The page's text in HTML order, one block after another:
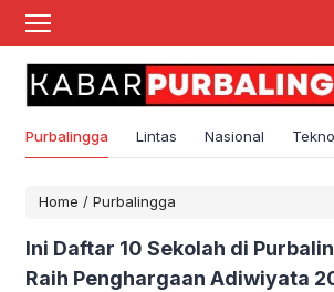
Purbalingga Lintas Nasional Tekno
Home / Purbalingga
Ini Daftar 10 Sekolah di
Raih Penghargaan Adiwiyata